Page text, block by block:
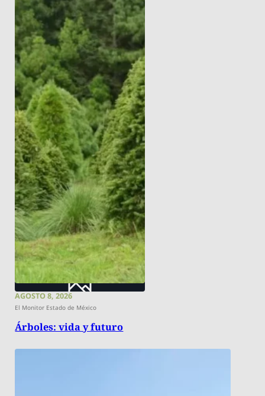
AGOSTO 8, 2026
El Monitor Estado de México
Árboles: vida y futuro